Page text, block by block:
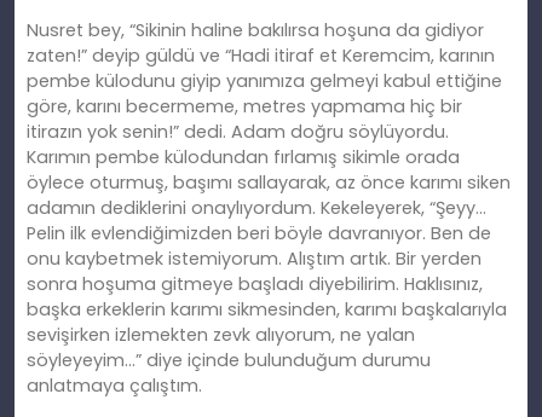
Nusret bey, “Sikinin haline bakılırsa hoşuna da gidiyor
zaten!” deyip güldü ve “Hadi itiraf et Keremcim, karının
pembe külodunu giyip yanımıza gelmeyi kabul ettiğine
göre, karını becermeme, metres yapmama hiç bir
itirazın yok senin!” dedi. Adam doğru söylüyordu.
Karımın pembe külodundan fırlamış sikimle orada
öylece oturmuş, başımı sallayarak, az önce karımı siken
adamın dediklerini onaylıyordum. Kekeleyerek, “Şeyy…
Pelin ilk evlendiğimizden beri böyle davranıyor. Ben de
onu kaybetmek istemiyorum. Alıştım artık. Bir yerden
sonra hoşuma gitmeye başladı diyebilirim. Haklısınız,
başka erkeklerin karımı sikmesinden, karımı başkalarıyla
sevişirken izlemekten zevk alıyorum, ne yalan
söyleyeyim…” diye içinde bulunduğum durumu
anlatmaya çalıştım.